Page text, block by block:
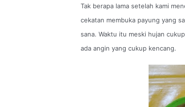
Tak berapa lama setelah kami
cekatan membuka payung yang
sana. Waktu itu meski hujan
ada angin yang cukup kencang.